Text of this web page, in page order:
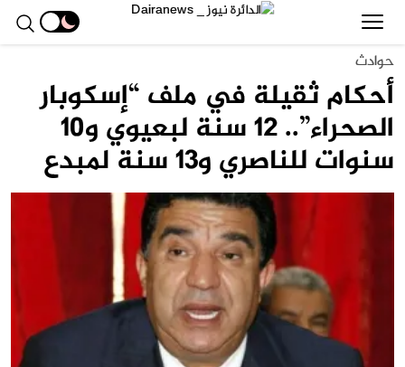
حوادث
أحكام ثقيلة في ملف “إسكوبار
الصحراء”.. 12 سنة لبعيوي و10
سنوات للناصري و13 سنة لمبدع